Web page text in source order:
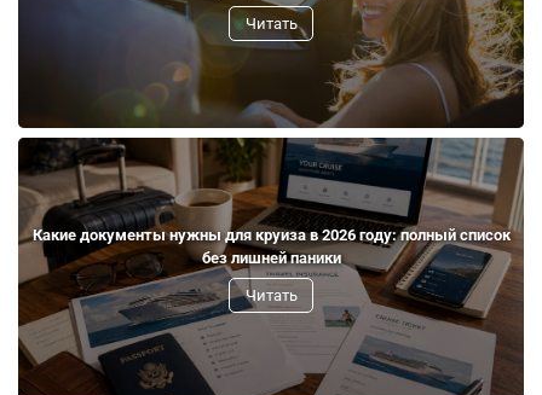
Читать
Какие документы нужны для круиза в 2026 году: полный список
без лишней паники
Читать